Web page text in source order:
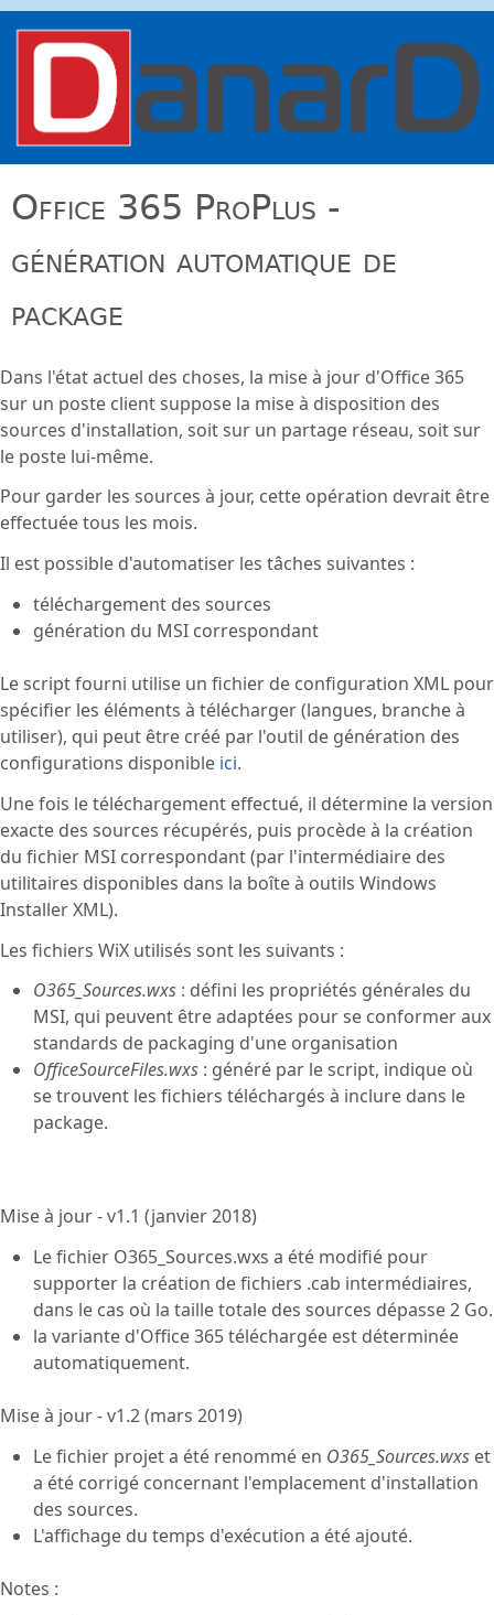
danard.net
Office 365 ProPlus -
génération automatique de
package
Dans l'état actuel des choses, la mise à jour d'Office 365
sur un poste client suppose la mise à disposition des
sources d'installation, soit sur un partage réseau, soit sur
le poste lui-même.
Pour garder les sources à jour, cette opération devrait être
effectuée tous les mois.
Il est possible d'automatiser les tâches suivantes :
téléchargement des sources
génération du MSI correspondant
Le script fourni utilise un fichier de configuration XML pour
spécifier les éléments à télécharger (langues, branche à
utiliser), qui peut être créé par l'outil de génération des
configurations disponible ici.
Une fois le téléchargement effectué, il détermine la version
exacte des sources récupérés, puis procède à la création
du fichier MSI correspondant (par l'intermédiaire des
utilitaires disponibles dans la boîte à outils Windows
Installer XML).
Les fichiers WiX utilisés sont les suivants :
O365_Sources.wxs : défini les propriétés générales du
MSI, qui peuvent être adaptées pour se conformer aux
standards de packaging d'une organisation
OfficeSourceFiles.wxs : généré par le script, indique où
se trouvent les fichiers téléchargés à inclure dans le
package.
Mise à jour - v1.1 (janvier 2018)
Le fichier O365_Sources.wxs a été modifié pour
supporter la création de fichiers .cab intermédiaires,
dans le cas où la taille totale des sources dépasse 2 Go.
la variante d'Office 365 téléchargée est déterminée
automatiquement.
Mise à jour - v1.2 (mars 2019)
Le fichier projet a été renommé en O365_Sources.wxs et
a été corrigé concernant l'emplacement d'installation
des sources.
L'affichage du temps d'exécution a été ajouté.
Notes :